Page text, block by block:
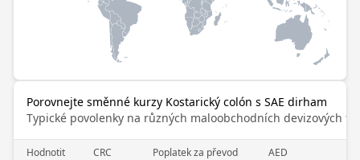
Porovnejte směnné kurzy Kostarický colón s SAE dirham
Typické povolenky na různých maloobchodních devizových
Hodnotit CRC Poplatek za převod AED